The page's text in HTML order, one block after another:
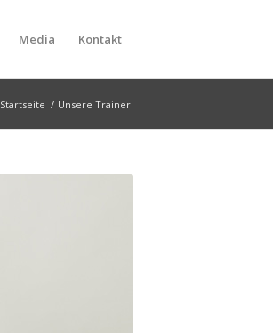
Media Kontakt
Startseite / Unsere Trainer